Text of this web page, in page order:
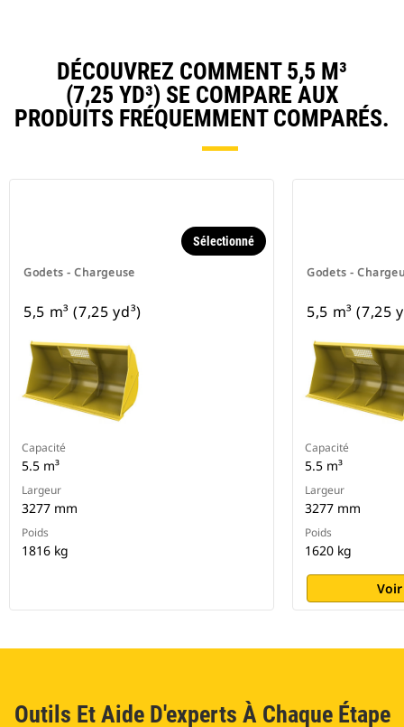
DÉCOUVREZ COMMENT 5,5 M³
(7,25 YD³) SE COMPARE AUX
PRODUITS FRÉQUEMMENT COMPARÉS.
Godets - Chargeuse
Sélectionné
5,5 m³ (7,25 yd³)
Capacité
5.5 m³
Largeur
3277 mm
Poids
1816 kg
Godets -
5,5 m³ (7,25
Capacité
5.5 m³
Largeur
3277 mm
Poids
1620 kg
Outils Et Aide D'experts À Chaque Étape